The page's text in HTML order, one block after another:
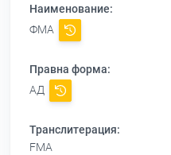
Наименование:
ФМА
Правна форма:
АД
Транслитерация:
FMA